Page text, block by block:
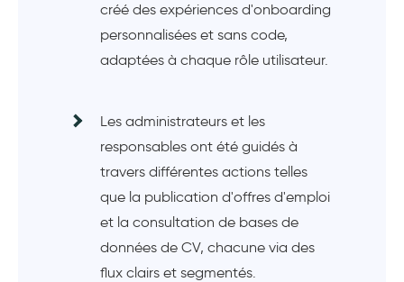
créé des expériences d'onboarding
personnalisées et sans code,
adaptées à chaque rôle utilisateur.
Les administrateurs et les
responsables ont été guidés à
travers différentes actions telles
que la publication d'offres d'emploi
et la consultation de bases de
données de CV, chacune via des
flux clairs et segmentés.